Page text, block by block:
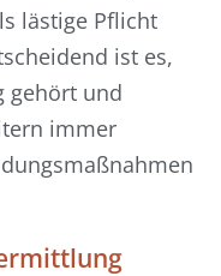
lästige Pflicht
ist es,
gehört und
immer